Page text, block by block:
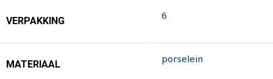
VERPAKKING 6
MATERIAAL porselein